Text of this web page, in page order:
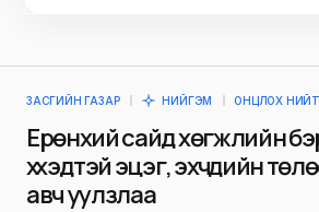
ЗАСГИЙН ГАЗАР НИЙГЭМ ОНЦЛОХ
Ерөнхий сайд хөгжлийн
хүүхэдтэй эцэг, эхчүүдийн
авч уулзлаа